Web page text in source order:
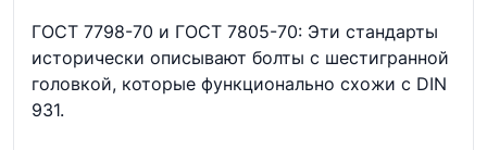
ГОСТ 7798-70 и ГОСТ 7805-70: Эти стандарты
исторически описывают болты с шестигранной
головкой, которые функционально схожи с DIN
931.